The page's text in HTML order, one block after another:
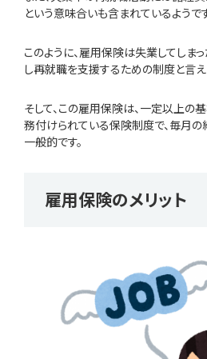
という意味合いも含まれているようです
このように、雇用保険は失業してしま
し再就職を支援するための制度と言え
そして、この雇用保険は、一定以上の
務付けられている保険制度で、毎月
一般的です。
雇用保険のメリット